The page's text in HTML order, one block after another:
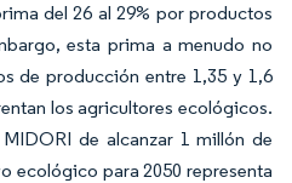
del 26 al 29% por productos
esta prima a menudo no
de producción entre 1,35 y 1,6
los agricultores ecológicos.
de alcanzar 1 millón de
ecológico para 2050 representa